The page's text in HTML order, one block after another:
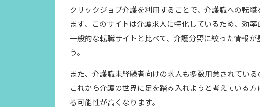
クリックジョブ介護を利用することで、介護職への転
まず、このサイトは介護求人に特化しているため、効
一般的な転職サイトと比べて、介護分野に絞った情報
う。
また、介護職未経験者向けの求人も多数用意されている
これから介護の世界に足を踏み入れようと考えている
る可能性が高くなります。